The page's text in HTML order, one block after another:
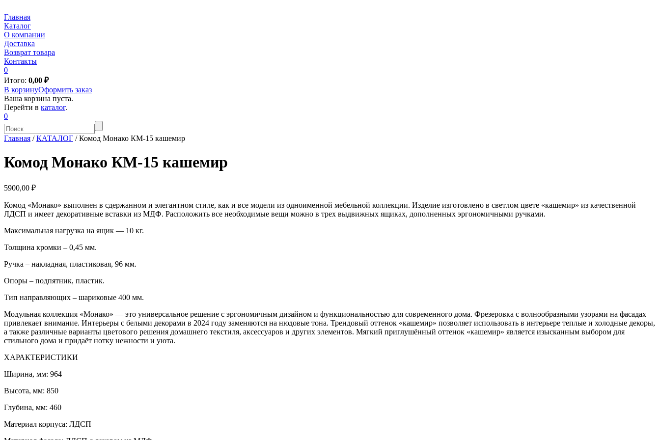
Главная
Каталог
О компании
Доставка
Возврат товара
Контакты
0
Итого: 0,00 ₽
В корзинуОформить заказ
Ваша корзина пуста.
Перейти в каталог.
0
Главная / КАТАЛОГ / Комод Монако КМ-15 кашемир
Комод Монако КМ-15 кашемир
5900,00 ₽
Комод «Монако» выполнен в сдержанном и элегантном стиле, как и все модели из одноименной мебельной коллекции. Изделие изготовлено в светлом цвете «кашемир» из качественной
ЛДСП и имеет декоративные вставки из МДФ. Расположить все необходимые вещи можно в трех выдвижных ящиках, дополненных эргономичными ручками.
Максимальная нагрузка на ящик — 10 кг.
Толщина кромки – 0,45 мм.
Ручка – накладная, пластиковая, 96 мм.
Опоры – подпятник, пластик.
Тип направляющих – шариковые 400 мм.
Модульная коллекция «Монако» — это универсальное решение с эргономичным дизайном и функциональностью для современного дома. Фрезеровка с волнообразными узорами на фасадах
привлекает внимание. Интерьеры с белыми декорами в 2024 году заменяются на нюдовые тона. Трендовый оттенок «кашемир» позволяет использовать в интерьере теплые и холодные декоры,
а также различные варианты цветового решения домашнего текстиля, аксессуаров и других элементов. Мягкий приглушённый оттенок «кашемир» является изысканным выбором для
стильного дома и придаёт нотку нежности и уюта.
ХАРАКТЕРИСТИКИ
Ширина, мм: 964
Высота, мм: 850
Глубина, мм: 460
Материал корпуса: ЛДСП